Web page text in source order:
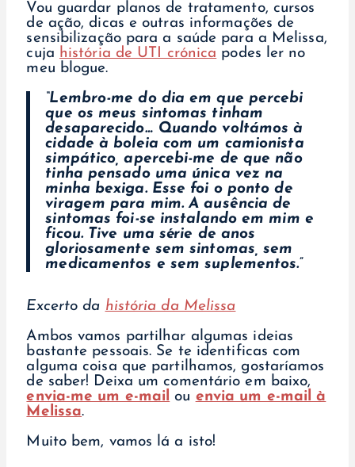
Vou guardar planos de tratamento, cursos
de ação, dicas e outras informações de
sensibilização para a saúde para a Melissa,
cuja história de UTI crónica podes ler no
meu blogue.
“Lembro-me do dia em que percebi
que os meus sintomas tinham
desaparecido… Quando voltámos à
cidade à boleia com um camionista
simpático, apercebi-me de que não
tinha pensado uma única vez na
minha bexiga. Esse foi o ponto de
viragem para mim. A ausência de
sintomas foi-se instalando em mim e
ficou. Tive uma série de anos
gloriosamente sem sintomas, sem
medicamentos e sem suplementos.”
Excerto da história da Melissa
Ambos vamos partilhar algumas ideias
bastante pessoais. Se te identificas com
alguma coisa que partilhamos, gostaríamos
de saber! Deixa um comentário em baixo,
envia-me um e-mail ou envia um e-mail à
Melissa.
Muito bem, vamos lá a isto!